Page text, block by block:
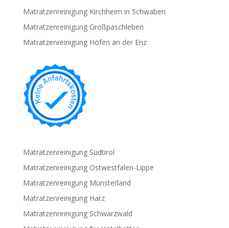
Matratzenreinigung Kirchheim in Schwaben
Matratzenreinigung Großpaschleben
Matratzenreinigung Höfen an der Enz
Matratzenreinigung Südtirol
Matratzenreinigung Ostwestfalen-Lippe
Matratzenreinigung Münsterland
Matratzenreinigung Harz
Matratzenreinigung Schwarzwald